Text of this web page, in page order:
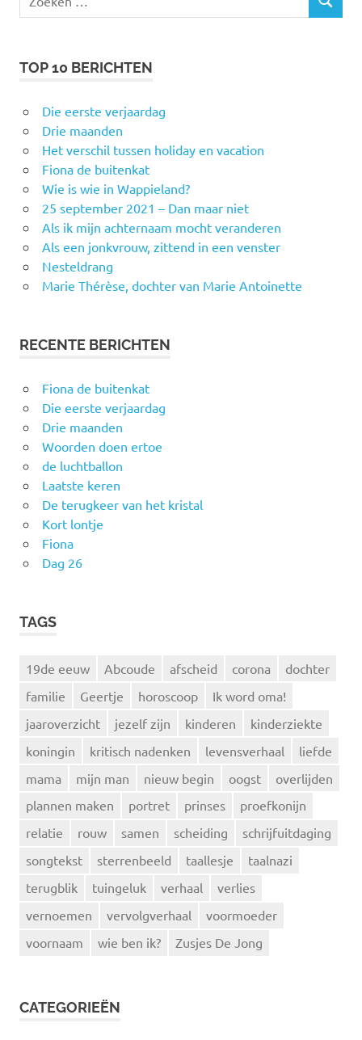
naar:
ZOEKEN
TOP 10 BERICHTEN
Die eerste verjaardag
Drie maanden
Het verschil tussen holiday en vacation
Fiona de buitenkat
Wie is wie in Wappieland?
25 september 2021 – Dan maar niet
Als ik mijn achternaam mocht veranderen
Als een jonkvrouw, zittend in een venster
Nesteldrang
Marie Thérèse, dochter van Marie Antoinette
RECENTE BERICHTEN
Fiona de buitenkat
Die eerste verjaardag
Drie maanden
Woorden doen ertoe
de luchtballon
Laatste keren
De terugkeer van het kristal
Kort lontje
Fiona
Dag 26
TAGS
19de eeuw Abcoude afscheid corona
dochter
familie
Geertje horoscoop
Ik word oma!
jaaroverzicht
jezelf zijn kinderen
kinderziekte
koningin
kritisch nadenken levensverhaal
liefde
mama
mijn man nieuw begin oogst
overlijden
plannen maken
portret prinses
proefkonijn
relatie
rouw samen scheiding
schrijfuitdaging
songtekst
sterrenbeeld taallesje
taalnazi
terugblik
tuingeluk verhaal
verlies
vernoemen
vervolgverhaal
voormoeder
voornaam
wie ben ik? Zusjes De Jong
CATEGORIEËN